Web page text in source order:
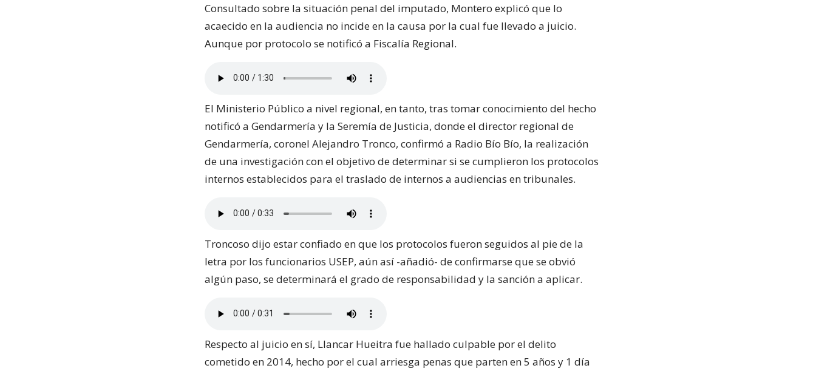
Consultado sobre la situación penal del imputado, Montero explicó que lo
acaecido en la audiencia no incide en la causa por la cual fue llevado a juicio.
Aunque por protocolo se notificó a Fiscalía Regional.
El Ministerio Público a nivel regional, en tanto, tras tomar conocimiento del hecho
notificó a Gendarmería y la Seremía de Justicia, donde el director regional de
Gendarmería, coronel Alejandro Tronco, confirmó a Radio Bío Bío, la realización
de una investigación con el objetivo de determinar si se cumplieron los protocolos
internos establecidos para el traslado de internos a audiencias en tribunales.
Troncoso dijo estar confiado en que los protocolos fueron seguidos al pie de la
letra por los funcionarios USEP, aún así -añadió- de confirmarse que se obvió
algún paso, se determinará el grado de responsabilidad y la sanción a aplicar.
Respecto al juicio en sí, Llancar Hueitra fue hallado culpable por el delito
cometido en 2014, hecho por el cual arriesga penas que parten en 5 años y 1 día